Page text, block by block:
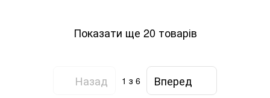
Показати ще 20 товарів
Назад 1 з 6 Вперед